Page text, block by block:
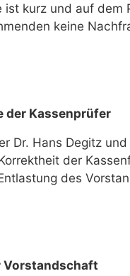
ist kurz und auf dem
keine
der Kassenprüfer
Dr. Hans Degitz
der
des
Vorstandschaft